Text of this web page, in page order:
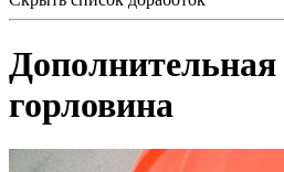
Дополнительная
горловина